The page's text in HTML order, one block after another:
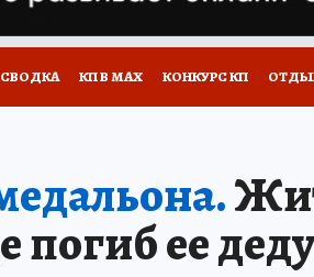
СВОДКА КП В МАХ КОНКУРС КП
погиб ее